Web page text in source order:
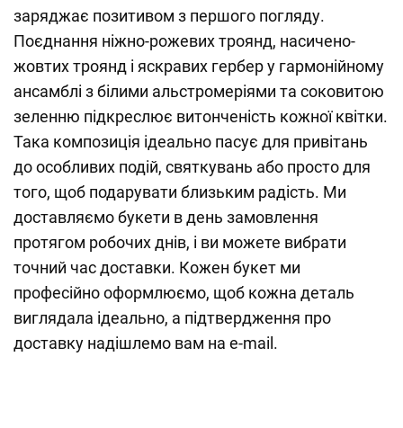
заряджає позитивом з першого погляду.
Поєднання ніжно-рожевих троянд, насичено-
жовтих троянд і яскравих гербер у гармонійному
ансамблі з білими альстромеріями та соковитою
зеленню підкреслює витонченість кожної квітки.
Така композиція ідеально пасує для привітань
до особливих подій, святкувань або просто для
того, щоб подарувати близьким радість. Ми
доставляємо букети в день замовлення
протягом робочих днів, і ви можете вибрати
точний час доставки. Кожен букет ми
професійно оформлюємо, щоб кожна деталь
виглядала ідеально, а підтвердження про
доставку надішлемо вам на e-mail.